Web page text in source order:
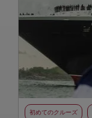
初めてのクルーズ